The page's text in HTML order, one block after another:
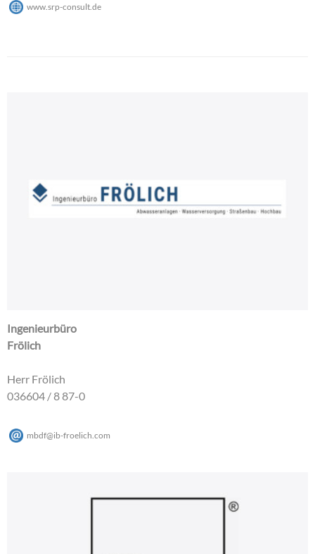
www.srp-consult.de
Ingenieurbüro
Frölich
Herr Frölich
036604 / 8 87-0
mbdf@ib-froelich.com